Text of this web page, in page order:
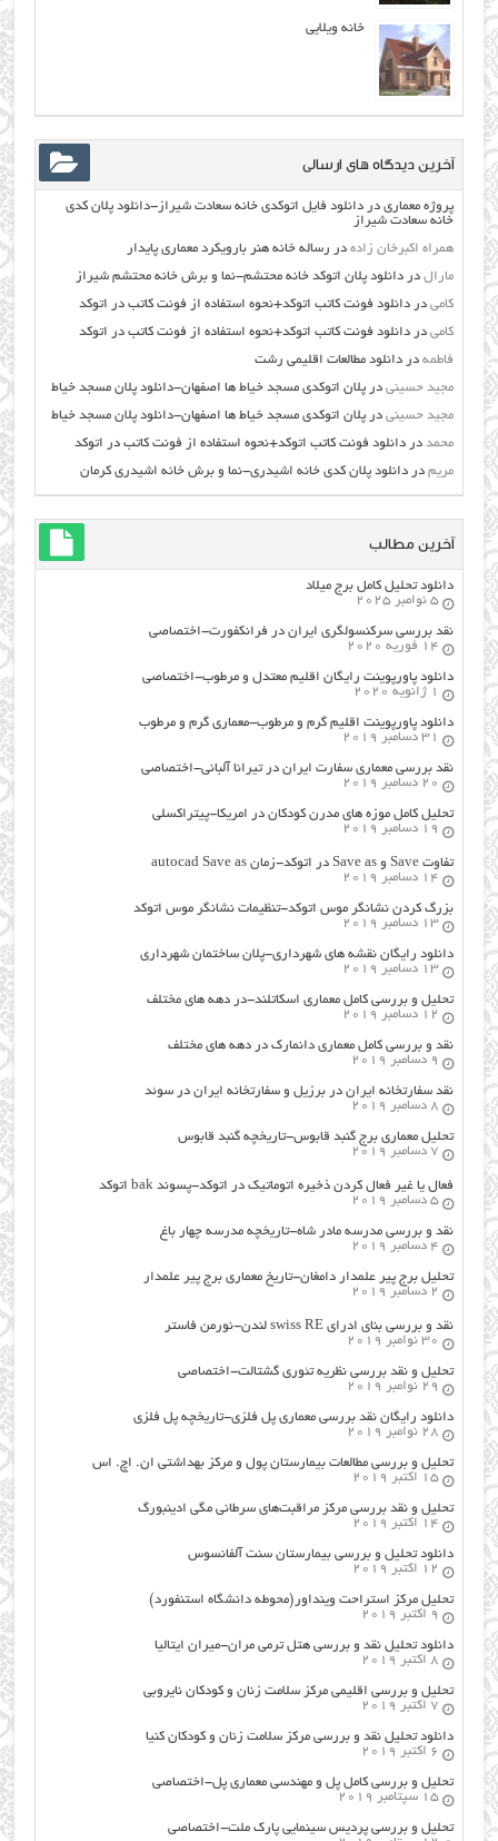
خانه ویلایی
آخرین دیدگاه های ارسالی
پروژه معماری دردانلود فایل اتوکدی خانه سعادت شیراز-دانلود پلان کدی
خانه سعادت شیراز
همراه اکبرخان زاده در رساله خانه هنر بارویکرد معماری پایدار
مارال دردانلود پلان اتوکد خانه محتشم-نما و برش خانه محتشم شیراز
کامی دردانلود فونت کاتب اتوکد+نحوه استفاده از فونت کاتب در اتوکد
کامی دردانلود فونت کاتب اتوکد+نحوه استفاده از فونت کاتب در اتوکد
فاطمه دردانلود مطالعات اقليمي رشت
مجید حسینی درپلان اتوکدی مسجد خیاط ها اصفهان-دانلود پلان مسجد خیاط
مجید حسینی درپلان اتوکدی مسجد خیاط ها اصفهان-دانلود پلان مسجد خیاط
محمد دردانلود فونت کاتب اتوکد+نحوه استفاده از فونت کاتب در اتوکد
مریم دردانلود پلان کدی خانه اشیدری-نما و برش خانه اشیدری کرمان
آخرین مطالب
دانلود تحلیل کامل برج میلاد
5 نوامبر 2025
نقد بررسی سرکنسولگری ایران در فرانکفورت-اختصاصی
14 فوریه 2020
دانلود پاورپوینت رایگان اقلیم معتدل و مرطوب-اختصاصی
1 ژانویه 2020
دانلود پاورپوینت اقلیم گرم و مرطوب-معماری گرم و مرطوب
31 دسامبر 2019
نقد بررسی معماری سفارت ایران در تیرانا آلبانی-اختصاصی
20 دسامبر 2019
تحلیل کامل موزه های مدرن کودکان در امریکا-پیتراکسلی
19 دسامبر 2019
تفاوت Save و Save as در اتوکد-زمان autocad Save as
14 دسامبر 2019
بزرگ کردن نشانگر موس اتوکد-تنظیمات نشانگر موس اتوکد
13 دسامبر 2019
دانلود رایگان نقشه های شهرداری-پلان ساختمان شهرداری
13 دسامبر 2019
تحلیل و بررسی کامل معماری اسکاتلند-در دهه های مختلف
12 دسامبر 2019
نقد و بررسی کامل معماری دانمارک در دهه های مختلف
9 دسامبر 2019
نقد سفارتخانه ایران در برزیل و سفارتخانه ایران در سوئد
8 دسامبر 2019
تحلیل معماری برج گنبد قابوس-تاریخچه گنبد قابوس
7 دسامبر 2019
فعال یا غیر فعال کردن ذخیره اتوماتیک در اتوکد-پسوند bak اتوکد
5 دسامبر 2019
نقد و بررسی مدرسه مادر شاه-تاریخچه مدرسه چهار باغ
4 دسامبر 2019
تحلیل برج پیر علمدار دامغان-تاریخ معماری برج پیر علمدار
2 دسامبر 2019
نقد و بررسی بنای ادرای swiss RE لندن-نورمن فاستر
30 نوامبر 2019
تحلیل و نقد بررسی نظریه تئوری گشتالت-اختصاصی
29 نوامبر 2019
دانلود رایگان نقد بررسی معماری پل فلزی-تاریخچه پل فلزی
28 نوامبر 2019
تحلیل و بررسی مطالعات بیمارستان پول و مرکز بهداشتی ان. اچ. اس
15 اکتبر 2019
تحلیل و نقد بررسی مرکز مراقبت‌های سرطانی مگی ادینبورگ
14 اکتبر 2019
دانلود تحلیل و بررسی بیمارستان سنت آلفانسوس
12 اکتبر 2019
تحلیل مرکز استراحت وینداور(محوطه دانشگاه استنفورد)
9 اکتبر 2019
دانلود تحلیل نقد و بررسی هتل ترمی مران-میران ایتالیا
8 اکتبر 2019
تحلیل و بررسی اقلیمی مرکز سلامت زنان و کودکان نایروبی
7 اکتبر 2019
دانلود تحلیل نقد و بررسی مرکز سلامت زنان و کودکان کنیا
6 اکتبر 2019
تحلیل و بررسی کامل پل و مهندسی معماری پل-اختصاصی
15 سپتامبر 2019
تحلیل و بررسی پردیس سینمایی پارک ملت-اختصاصی